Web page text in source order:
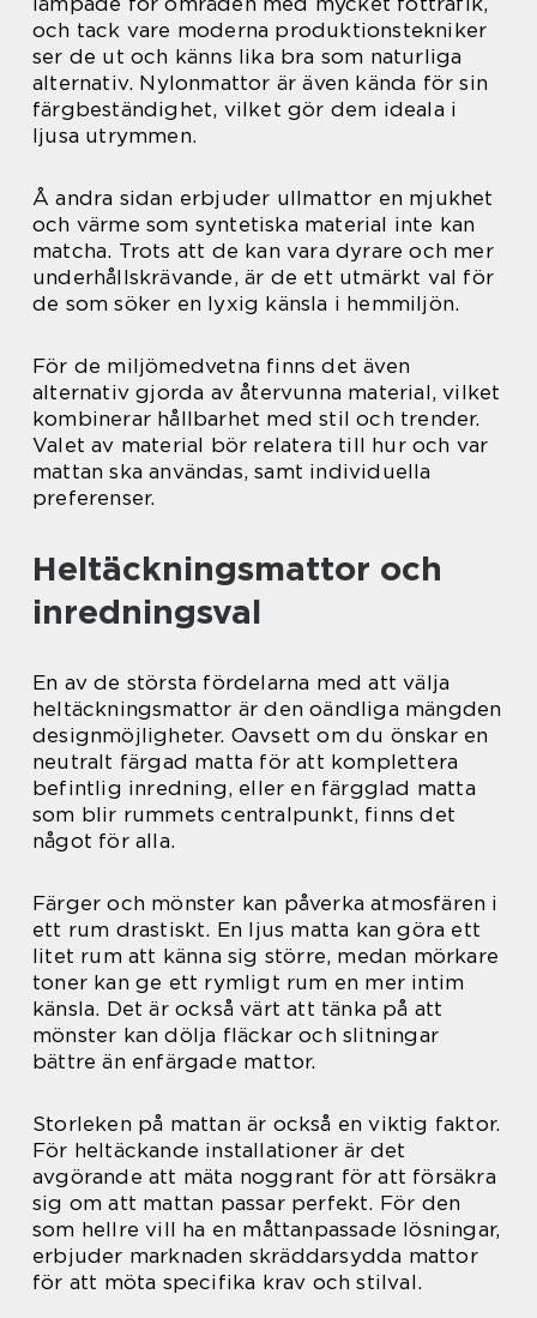
och tack vare moderna produktionstekniker
ser de ut och känns lika bra som naturliga
alternativ. Nylonmattor är även kända för sin
färgbeständighet, vilket gör dem ideala i
ljusa utrymmen.
Å andra sidan erbjuder ullmattor en mjukhet
och värme som syntetiska material inte kan
matcha. Trots att de kan vara dyrare och mer
underhållskrävande, är de ett utmärkt val för
de som söker en lyxig känsla i hemmiljön.
För de miljömedvetna finns det även
alternativ gjorda av återvunna material, vilket
kombinerar hållbarhet med stil och trender.
Valet av material bör relatera till hur och var
mattan ska användas, samt individuella
preferenser.
Heltäckningsmattor och
inredningsval
En av de största fördelarna med att välja
heltäckningsmattor är den oändliga mängden
designmöjligheter. Oavsett om du önskar en
neutralt färgad matta för att komplettera
befintlig inredning, eller en färgglad matta
som blir rummets centralpunkt, finns det
något för alla.
Färger och mönster kan påverka atmosfären i
ett rum drastiskt. En ljus matta kan göra ett
litet rum att känna sig större, medan mörkare
toner kan ge ett rymligt rum en mer intim
känsla. Det är också värt att tänka på att
mönster kan dölja fläckar och slitningar
bättre än enfärgade mattor.
Storleken på mattan är också en viktig faktor.
För heltäckande installationer är det
avgörande att mäta noggrant för att försäkra
sig om att mattan passar perfekt. För den
som hellre vill ha en måttanpassade lösningar,
erbjuder marknaden skräddarsydda mattor
för att möta specifika krav och stilval.